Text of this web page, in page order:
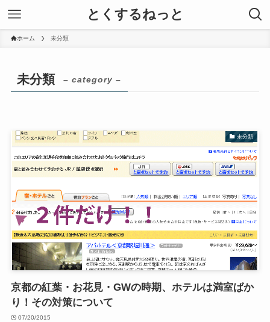
とくするねっと
ホーム 未分類
未分類 – category –
未分類
京都の紅葉・お花見・GWの時期、ホテルは満室ばか
り！その対策について
07/20/2015